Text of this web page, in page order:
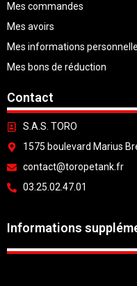
Mes commandes
Mes avoirs
Mes informations
Mes bons de réduction
Contact
S.A.S. TORO
1575 boulevard Marius
contact@toropetank.fr
03.25.02.47.01
Informations